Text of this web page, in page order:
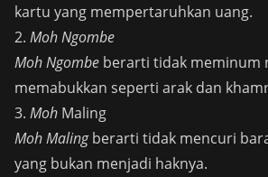
kartu yang mempertaruhkan uang.
2. Moh Ngombe
Moh Ngombe berarti tidak meminum
memabukkan seperti arak dan
3. Moh Maling
Moh Malingberarti tidak mencuri
yang bukan menjadi haknya.